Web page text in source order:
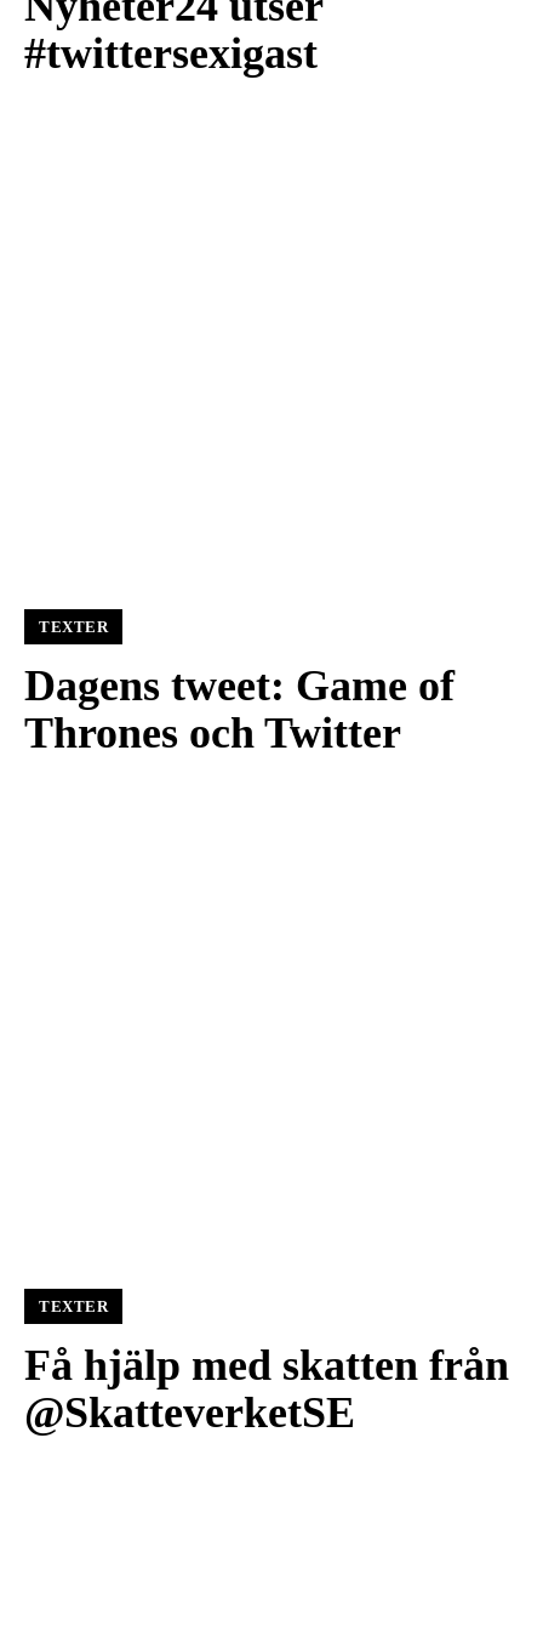
#twittersexigast
TEXTER
Dagens tweet: Game of
Thrones och Twitter
TEXTER
Få hjälp med skatten från
@SkatteverketSE